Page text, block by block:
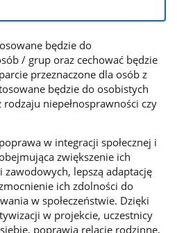
będzie do
/ grup oraz cechować będzie
przeznaczone dla osób z
będzie do osobistych
niepełnosprawności czy
w integracji społecznej i
zwiększenie ich
zawodowych, lepszą adaptację
ich zdolności do
w społeczeństwie. Dzięki
w projekcie, uczestnicy
poprawią relacje rodzinne,